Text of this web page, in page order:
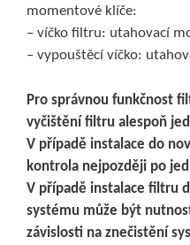
momentové klíče:
– víčko filtru: utahovací
– vypouštěcí víčko:
Pro správnou funkčnost
vyčištění filtru alespoň
V případě instalace do
kontrola nejpozději po
V případě instalace filtru
systému může být
závislosti na znečistění